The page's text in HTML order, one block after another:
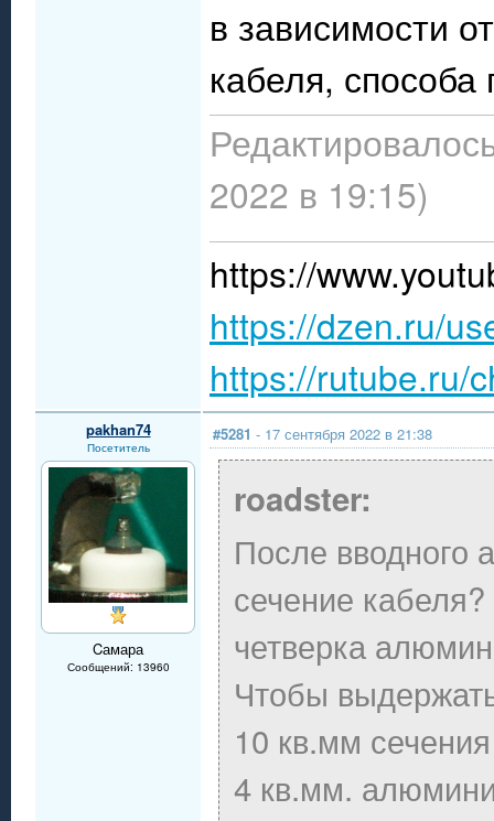
в зависимости
кабеля, способа
2022 в 19:15)
https://
https://dzen.ru/
https://rutube.ru/
pakhan74
Посетитель
Cамара
Сообщений: 13960
#5281 - 17 сентября 2022 в 21:38
roadster:
После вводного
сечение
четверка
Чтобы
10 кв.мм
4 кв.мм.